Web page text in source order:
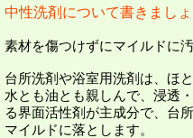
中性洗剤について書きましょ
素材を傷つけずにマイルドに
台所洗剤や浴室用洗剤は、ほ
水とも油とも親しんで、浸透
る界面活性剤が主成分で、台
マイルドに落とします。